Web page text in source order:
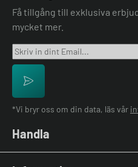
Få tillgång till exklusiva
mycket mer.
*Vi bryr oss om din data, läs vår
Handla